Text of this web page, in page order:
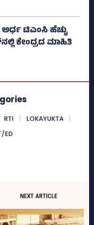
ಟಿಎಂಸಿ ಹೆಚ್ಚು
ಕೇಂದ್ರದ ಮಾಹಿತಿ
RTI
LOKAYUKTA
ED
NEXT ARTICLE